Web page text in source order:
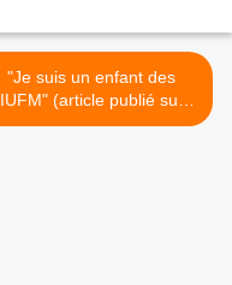
"Je suis un enfant des
IUFM" (article publié sur
son blog par Guillaume